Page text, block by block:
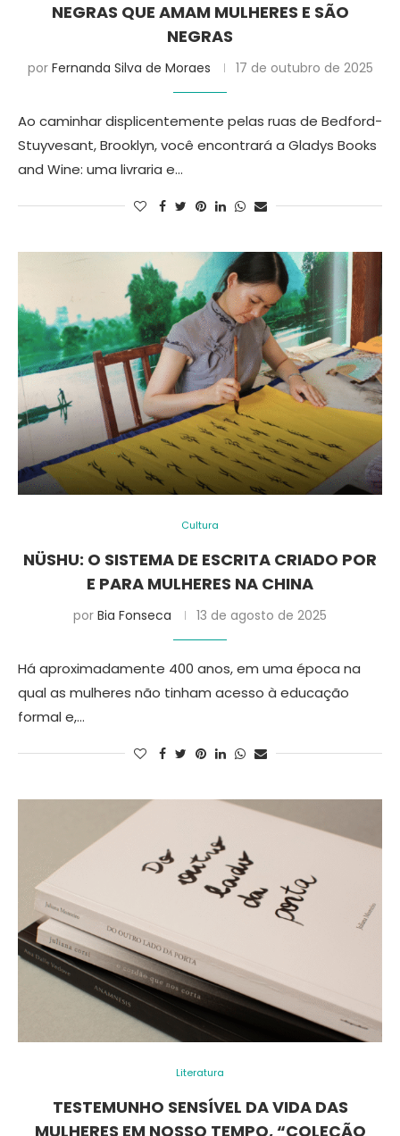
NEGRAS QUE AMAM MULHERES E SÃO
NEGRAS
por Fernanda Silva de Moraes 17 de outubro de 2025
Ao caminhar displicentemente pelas ruas de Bedford-
Stuyvesant, Brooklyn, você encontrará a Gladys Books
and Wine: uma livraria e…
Cultura
NÜSHU: O SISTEMA DE ESCRITA CRIADO POR
E PARA MULHERES NA CHINA
por Bia Fonseca 13 de agosto de 2025
Há aproximadamente 400 anos, em uma época na
qual as mulheres não tinham acesso à educação
formal e,…
Literatura
TESTEMUNHO SENSÍVEL DA VIDA DAS
MULHERES EM NOSSO TEMPO, “COLEÇÃO